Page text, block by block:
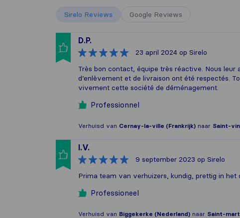
Sirelo Reviews Google Reviews
D.P.
23 april 2024 op Sirelo
Très bon contact, équipe très réactive. Nous
d’enlèvement et de livraison ont été respectés.
vivement cette société de déménagement.
Professionnel
Verhuisd van Cernay-la-ville (Frankrijk) naar Saint-
I.V.
9 september 2023 op Sirelo
Prima team van verhuizers, kundig, prettig in
Professioneel
Verhuisd van Biggekerke (Nederland) naar Saint-